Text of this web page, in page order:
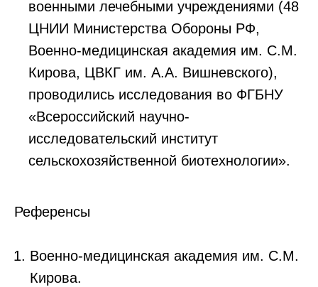
военными лечебными учреждениями (48
ЦНИИ Министерства Обороны РФ,
Военно-медицинская академия им. С.М.
Кирова, ЦВКГ им. А.А. Вишневского),
проводились исследования во ФГБНУ
«Всероссийский научно-
исследовательский институт
сельскохозяйственной биотехнологии».
Референсы
Военно-медицинская академия им. С.М.
Кирова.